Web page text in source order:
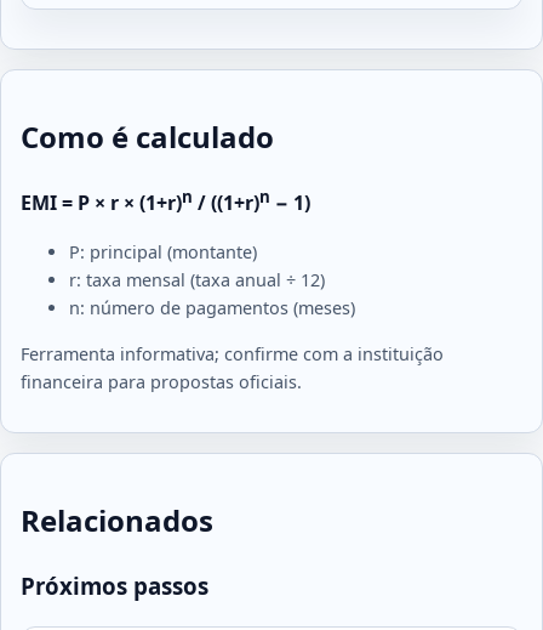
Como é calculado
EMI = P × r × (1+r)n / ((1+r)n − 1)
P: principal (montante)
r: taxa mensal (taxa anual ÷ 12)
n: número de pagamentos (meses)
Ferramenta informativa; confirme com a instituição
financeira para propostas oficiais.
Relacionados
Próximos passos